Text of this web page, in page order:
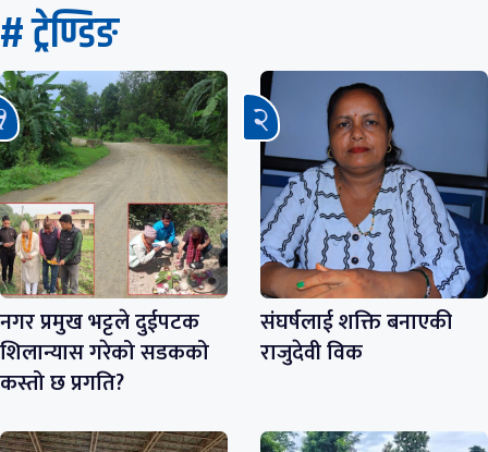
# ट्रेण्डिङ
नगर प्रमुख भट्टले दुईपटक
शिलान्यास गरेको सडकको
कस्तो छ प्रगति?
संघर्षलाई शक्ति बनाएकी
राजुदेवी विक